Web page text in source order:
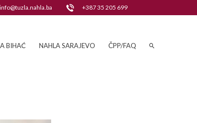
+387 35 205 699
BIHAĆ NAHLA SARAJEVO ČPP/FAQ